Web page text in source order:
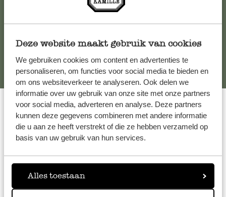
Deze website maakt gebruik van cookies
We gebruiken cookies om content en advertenties te
personaliseren, om functies voor social media te bieden en
om ons websiteverkeer te analyseren. Ook delen we
informatie over uw gebruik van onze site met onze partners
voor social media, adverteren en analyse. Deze partners
kunnen deze gegevens combineren met andere informatie
die u aan ze heeft verstrekt of die ze hebben verzameld op
basis van uw gebruik van hun services.
Alles toestaan
kundenservice@dille-kamille.at
Bewertung